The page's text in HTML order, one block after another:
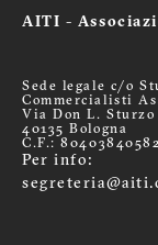
AITI -
Sede legale c/o
Commercialisti
Via Don L.
40135 Bologna
C.F.: 80403840582
Per info: